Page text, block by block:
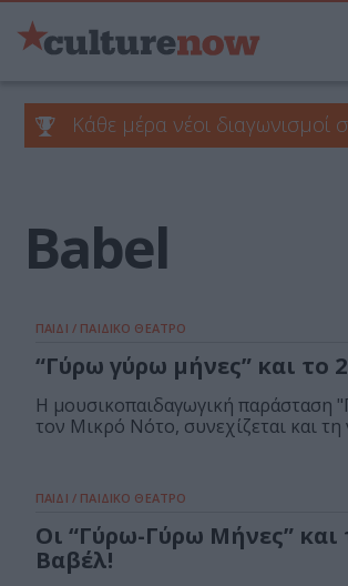
Κάθε μέρα νέοι διαγωνισμοί
Babel
ΠΑΙΔΙ / ΠΑΙΔΙΚΟ ΘΕΑΤΡΟ
“Γύρω γύρω μήνες” και το
Η μουσικοπαιδαγωγική παράσταση
τον Μικρό Νότο, συνεχίζεται και τη
ΠΑΙΔΙ / ΠΑΙΔΙΚΟ ΘΕΑΤΡΟ
Οι “Γύρω-Γύρω Μήνες”
Βαβέλ!